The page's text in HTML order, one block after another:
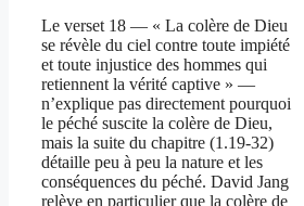
Le verset 18 — « La colère de Dieu
se révèle du ciel contre toute impiété
et toute injustice des hommes qui
retiennent la vérité captive » —
n’explique pas directement pourquoi
le péché suscite la colère de Dieu,
mais la suite du chapitre (1.19-32)
détaille peu à peu la nature et les
conséquences du péché. David Jang
relève en particulier que la colère de